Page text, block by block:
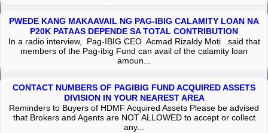
PWEDE KANG MAKAAVAIL NG PAG-IBIG CALAMITY LOAN NA
P20K PATAAS DEPENDE SA TOTAL CONTRIBUTION
In a radio interview, Pag-IBIG CEO Acmad Rizaldy Moti said that
members of the Pag-ibig Fund can avail of the calamity loan
amoun...
CONTACT NUMBERS OF PAGIBIG FUND ACQUIRED ASSETS
DIVISION IN YOUR NEAREST AREA
Reminders to Buyers of HDMF Acquired Assets Please be advised
that Brokers and Agents are NOT ALLOWED to accept or collect
any...